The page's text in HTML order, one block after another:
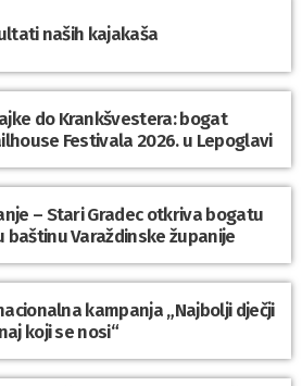
naših kajakaša
do Krankšvestera: bogat
Festivala 2026. u Lepoglavi
– Stari Gradec otkriva bogatu
baštinu Varaždinske županije
kampanja „Najbolji dječji
koji se nosi“